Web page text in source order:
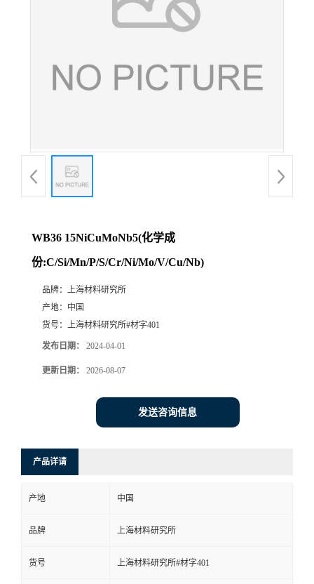
WB36 15NiCuMoNb5(化学成
份:C/Si/Mn/P/S/Cr/Ni/Mo/V/Cu/Nb)
品牌： 上海材料研究所
产地： 中国
货号： 上海材料研究所#材字401
发布日期： 2024-04-01
更新日期： 2026-08-07
发送咨询信息
产品详请
产地 中国
品牌 上海材料研究所
货号 上海材料研究所#材字401